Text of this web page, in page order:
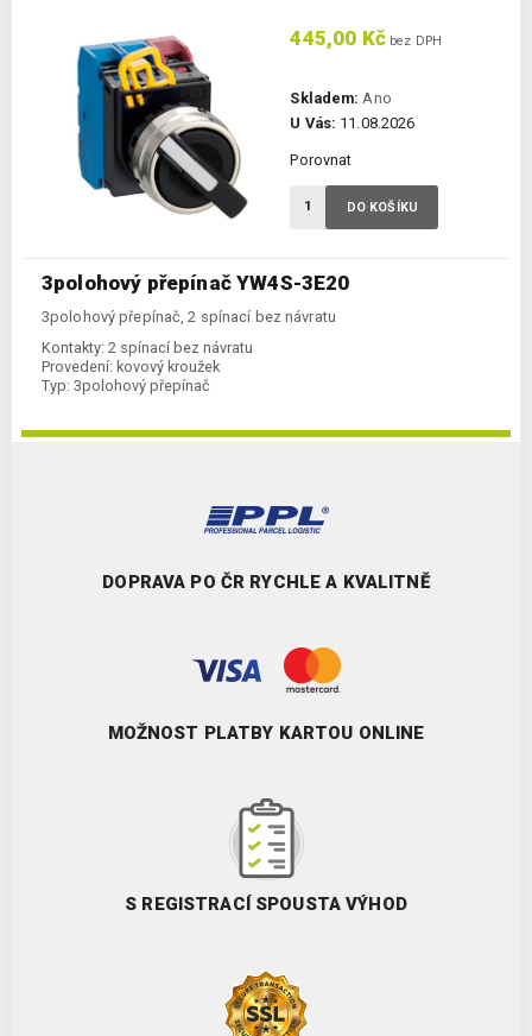
3polohový přepínač YW4S-3E20
3polohový přepínač, 2 spínací bez návratu
Kontakty: 2 spínací bez návratu
Provedení: kovový kroužek
Typ: 3polohový přepínač
445,00 Kč bez DPH
Skladem: Ano
U Vás: 11.08.2026
Porovnat
DO KOŠÍKU
DOPRAVA PO ČR RYCHLE A KVALITNĚ
MOŽNOST PLATBY KARTOU ONLINE
S REGISTRACÍ SPOUSTA VÝHOD